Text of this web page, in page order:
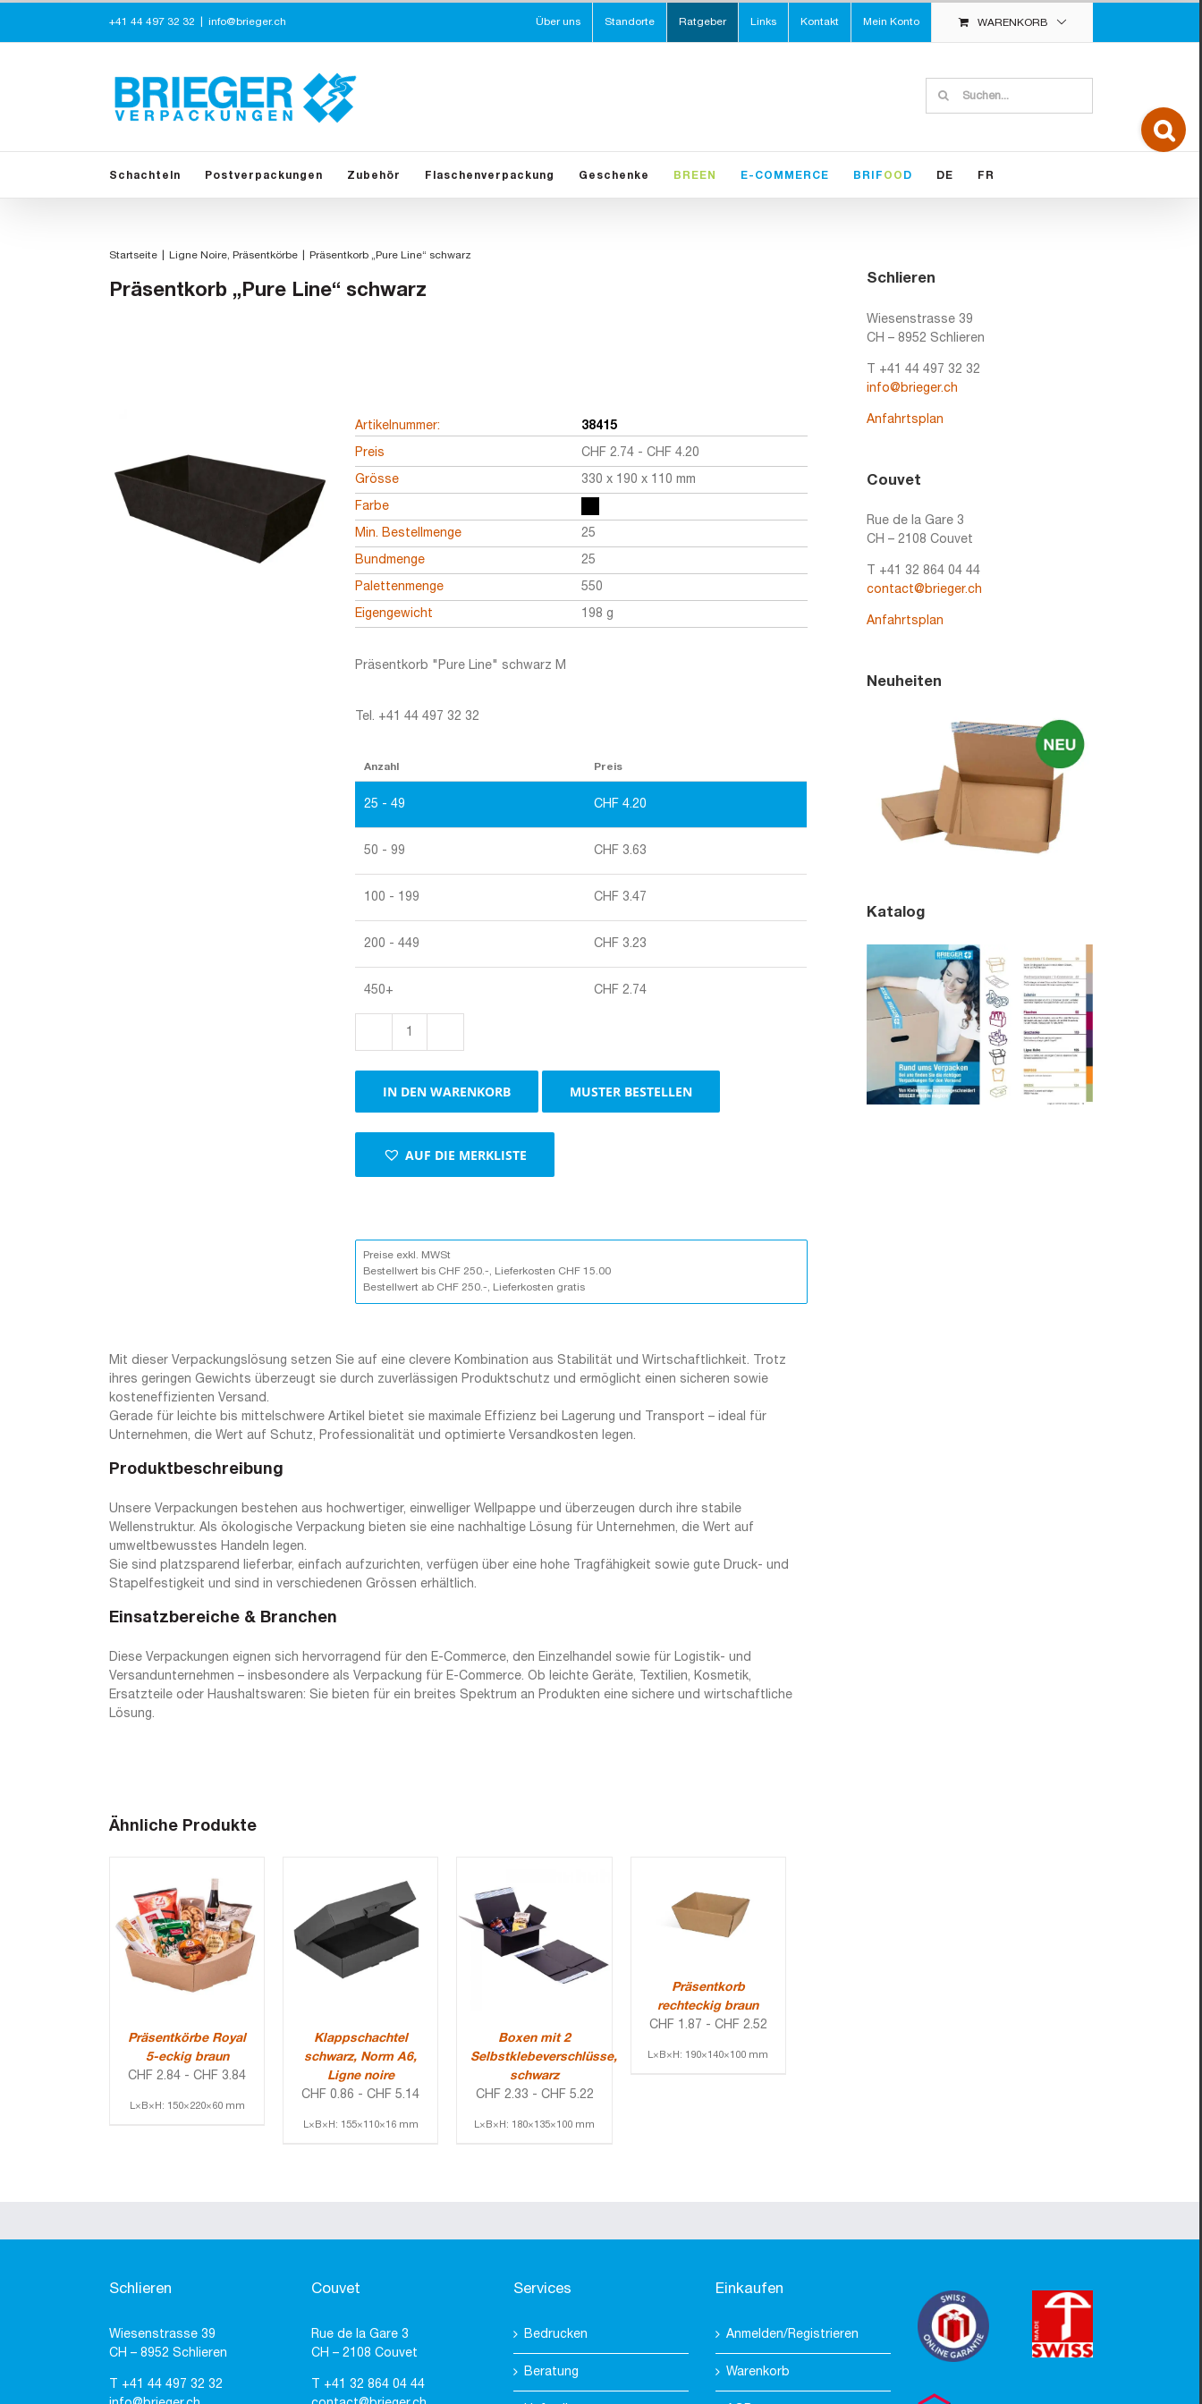
springen
+41 44 497 32 32 info@brieger.ch Über uns Standorte Ratgeber Links Kontakt Mein Konto WARENKORB
nach:
Schachteln Postverpackungen Zubehör Flaschenverpackung Geschenke BREEN E-COMMERCE BRIF OO D DE FR
Startseite Ligne Noire Präsentkörbe Präsentkorb „Pure Line“ schwarz
Präsentkorb „Pure Line“ schwarz
Artikelnummer: 38415
Preis CHF 2.74 -CHF 4.20
Grösse 330 x 190 x 110 mm
Farbe
Min. Bestellmenge 25
Bundmenge 25
Palettenmenge 550
Eigengewicht 198 g
Präsentkorb "Pure Line" schwarz M
Tel. +41 44 497 32 32
Anzahl Preis
25 - 49 CHF 4.20
50 - 99 CHF 3.63
100 - 199 CHF 3.47
200 - 449 CHF 3.23
450+ CHF 2.74
schwarz
Menge
IN DEN WARENKORB MUSTER BESTELLEN
AUF DIE MERKLISTE
Preise exkl. MWSt
Bestellwert bis CHF 250.-, Lieferkosten CHF 15.00
Bestellwert ab CHF 250.-, Lieferkosten gratis
Mit dieser Verpackungslösung setzen Sie auf eine clevere Kombination aus Stabilität und Wirtschaftlichkeit. Trotz
ihres geringen Gewichts überzeugt sie durch zuverlässigen Produktschutz und ermöglicht einen sicheren sowie
kosteneffizienten Versand.
Gerade für leichte bis mittelschwere Artikel bietet sie maximale Effizienz bei Lagerung und Transport – ideal für
Unternehmen, die Wert auf Schutz, Professionalität und optimierte Versandkosten legen.
Produktbeschreibung
Unsere Verpackungen bestehen aus hochwertiger, einwelliger Wellpappe und überzeugen durch ihre stabile
Wellenstruktur. Als ökologische Verpackung bieten sie eine nachhaltige Lösung für Unternehmen, die Wert auf
umweltbewusstes Handeln legen.
Sie sind platzsparend lieferbar, einfach aufzurichten, verfügen über eine hohe Tragfähigkeit sowie gute Druck- und
Stapelfestigkeit und sind in verschiedenen Grössen erhältlich.
Einsatzbereiche & Branchen
Diese Verpackungen eignen sich hervorragend für den E-Commerce, den Einzelhandel sowie für Logistik- und
Versandunternehmen – insbesondere als Verpackung für E-Commerce. Ob leichte Geräte, Textilien, Kosmetik,
Ersatzteile oder Haushaltswaren: Sie bieten für ein breites Spektrum an Produkten eine sichere und wirtschaftliche
Lösung.
Ähnliche Produkte
Präsentkörbe Royal
5-eckig braun
CHF 2.84 -CHF 3.84
L×B×H: 150×220×60 mm
Klappschachtel
schwarz, Norm A6,
Ligne noire
CHF 0.86 -CHF 5.14
L×B×H: 155×110×16 mm
Boxen mit 2
Selbstklebeverschlüsse,
schwarz
CHF 2.33 - CHF 5.22
L×B×H: 180×135×100 mm
Präsentkorb
rechteckig braun
CHF 1.87 - CHF 2.52
L×B×H: 190×140×100 mm
Schlieren
Wiesenstrasse 39
CH – 8952 Schlieren
T +41 44 497 32 32
info@brieger.ch
Anfahrtsplan
Couvet
Rue de la Gare 3
CH – 2108 Couvet
T +41 32 864 04 44
contact@brieger.ch
Anfahrtsplan
Neuheiten
Katalog
Schlieren
Wiesenstrasse 39
CH – 8952 Schlieren
+41 44 497 32 32
Couvet
Rue de la Gare 3
CH – 2108 Couvet
+41 32 864 04 44
Services
Bedrucken
Beratung
Einkaufen
Anmelden/Registrieren
Warenkorb
Toggle
Sliding
Bar